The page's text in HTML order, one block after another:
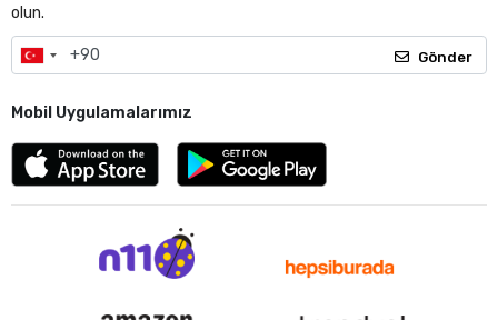
olun.
Gönder
Mobil Uygulamalarımız